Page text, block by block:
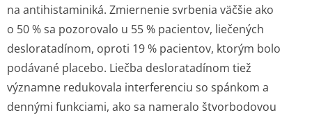
na antihistaminiká. Zmiernenie svrbenia väčšie ako
o 50 % sa pozorovalo u 55 % pacientov, liečených
desloratadínom, oproti 19 % pacientov, ktorým bolo
podávané placebo. Liečba desloratadínom tiež
významne redukovala interferenciu so spánkom a
dennými funkciami, ako sa nameralo štvorbodovou